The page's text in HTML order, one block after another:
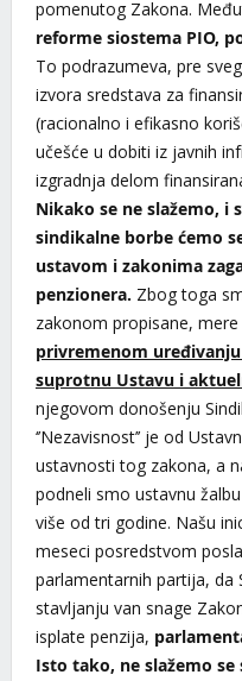
pomenutog Zakona.
reforme siostema PIO,
To podrazumeva, pre
izvora sredstava za
(racionalno i efikasno
učešće u dobiti iz javnih
izgradnja delom
Nikako se ne slažemo, i
sindikalne borbe ćemo
ustavom i zakonima
penzionera. Zbog toga
zakonom propisane,
privremenom
suprotnu Ustavu i
njegovom donošenju
‘’Nezavisnost’’ je od
ustavnosti tog zakona, a
podneli smo ustavnu
više od tri godine. Našu
meseci posredstvom
parlamentarnih partija, da
stavljanju van snage
isplate penzija,
Isto tako, ne slažemo